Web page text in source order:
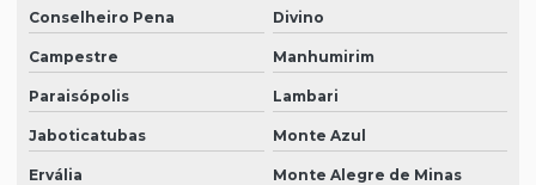
Conselheiro Pena Divino
Campestre Manhumirim
Paraisópolis Lambari
Jaboticatubas Monte Azul
Ervália Monte Alegre de Minas